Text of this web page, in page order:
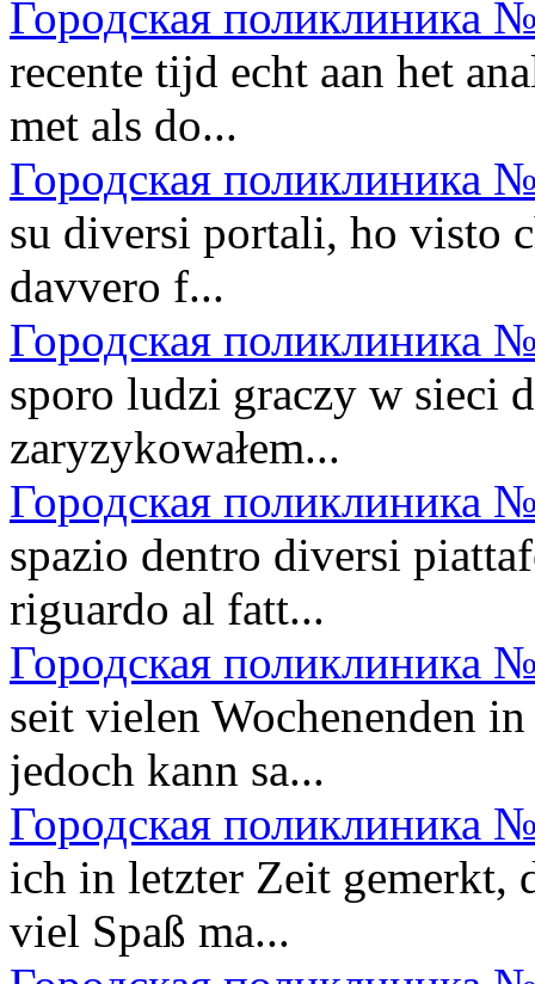
Городская поликлиника
recente tijd echt aan het
met als do...
Городская поликлиника
su diversi portali, ho visto
davvero f...
Городская поликлиника
sporo ludzi graczy w sieci
zaryzykowałem...
Городская поликлиника
spazio dentro diversi
riguardo al fatt...
Городская поликлиника
seit vielen Wochenenden
jedoch kann sa...
Городская поликлиника
ich in letzter Zeit gemerkt,
viel Spaß ma...